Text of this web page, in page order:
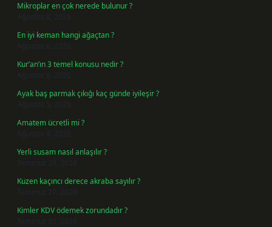
Mikroplar en çok nerede bulunur ?
Ağustos 8, 2026
En iyi keman hangi ağaçtan ?
Ağustos 6, 2026
Kur’an’ın 3 temel konusu nedir ?
Ağustos 6, 2026
Ayak baş parmak çıkığı kaç günde iyileşir ?
Ağustos 5, 2026
Amatem ücretli mi ?
Ağustos 4, 2026
Yerli susam nasıl anlaşılır ?
Temmuz 29, 2026
Kuzen kaçıncı derece akraba sayılır ?
Temmuz 27, 2026
Kimler KDV ödemek zorundadır ?
Temmuz 25, 2026